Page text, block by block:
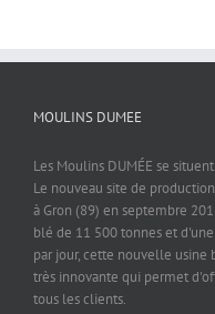
MOULINS DUMEE
Les Moulins DUMÉE se
Le nouveau site de
à Gron (89) en septembre
blé de 11 500 tonnes et
par jour, cette nouvelle
très innovante qui permet
tous les clients.